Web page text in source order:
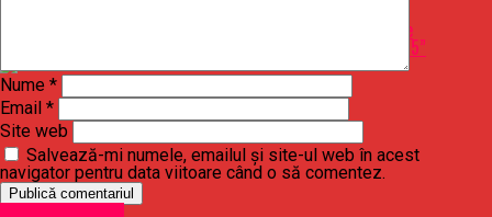
“Pentru a purta denumirea sursei Manole ar fi rămas străzile
,,Turnătorului” și ,,Unde am alergat după Ana”, zisă și UM 0195”
Nume *
Email *
Site web
Salvează-mi numele, emailul și site-ul web în acest
navigator pentru data viitoare când o să comentez.